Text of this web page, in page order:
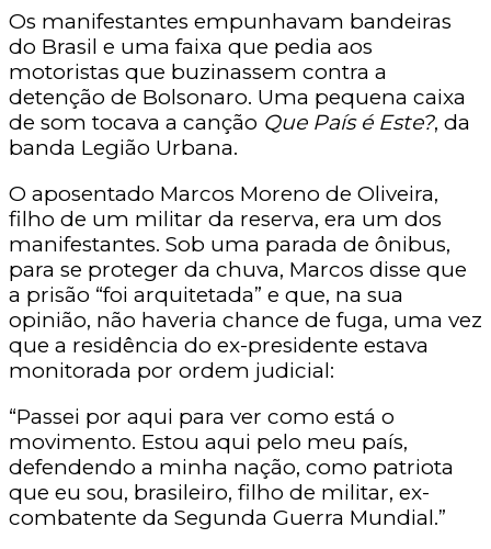
Os manifestantes empunhavam bandeiras
do Brasil e uma faixa que pedia aos
motoristas que buzinassem contra a
detenção de Bolsonaro. Uma pequena caixa
de som tocava a canção Que País é Este?, da
banda Legião Urbana.
O aposentado Marcos Moreno de Oliveira,
filho de um militar da reserva, era um dos
manifestantes. Sob uma parada de ônibus,
para se proteger da chuva, Marcos disse que
a prisão “foi arquitetada” e que, na sua
opinião, não haveria chance de fuga, uma vez
que a residência do ex-presidente estava
monitorada por ordem judicial:
“Passei por aqui para ver como está o
movimento. Estou aqui pelo meu país,
defendendo a minha nação, como patriota
que eu sou, brasileiro, filho de militar, ex-
combatente da Segunda Guerra Mundial.”